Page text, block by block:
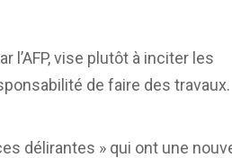
vise plutôt à inciter les
de faire des travaux.
délirantes » qui ont une